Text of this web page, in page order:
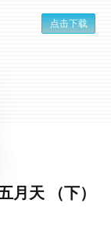
点击下载
月天 （下）